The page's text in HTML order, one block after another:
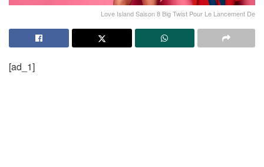
Love Island Saison 8 Big Twist Pour Le Lancement De
[ad_1]